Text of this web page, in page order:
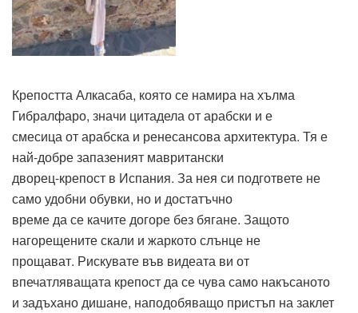
Крепостта Алкасаба, която се намира на хълма
Гибралфаро, значи цитадела от арабски и е
смесица от арабска и ренесансова архитектура. Тя е
най-добре запазеният мавритански
дворец-крепост в Испания. За нея си подгответе не
само удобни обувки, но и достатъчно
време да се качите догоре без бягане. Защото
нагорещените скали и жаркото слънце не
прощават. Рискувате във видеата ви от
впечатляващата крепост да се чува само накъсаното
и задъхано дишане, наподобяващо пристъп на заклет